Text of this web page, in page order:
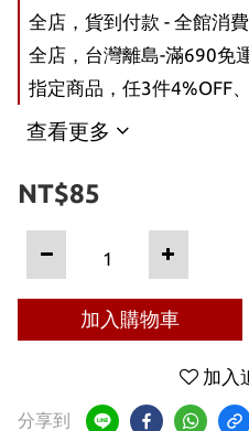
全店，貨到付款 - 全館消
全店，台灣離島-滿690免
指定商品，任3件4%OFF
查看更多
NT$85
加入購物車
加入
分享到